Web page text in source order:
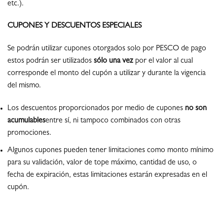
etc.).
CUPONES Y DESCUENTOS ESPECIALES
Se podrán utilizar cupones otorgados solo por PESCO de pago
estos podrán ser utilizados sólo una vez por el valor al cual
corresponde el monto del cupón a utilizar y durante la vigencia
del mismo.
Los descuentos proporcionados por medio de cupones no son
acumulablesentre sí, ni tampoco combinados con otras
promociones.
Algunos cupones pueden tener limitaciones como monto mínimo
para su validación, valor de tope máximo, cantidad de uso, o
fecha de expiración, estas limitaciones estarán expresadas en el
cupón.